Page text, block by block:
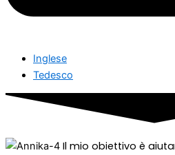
Inglese
Tedesco
Il mio obiettivo è